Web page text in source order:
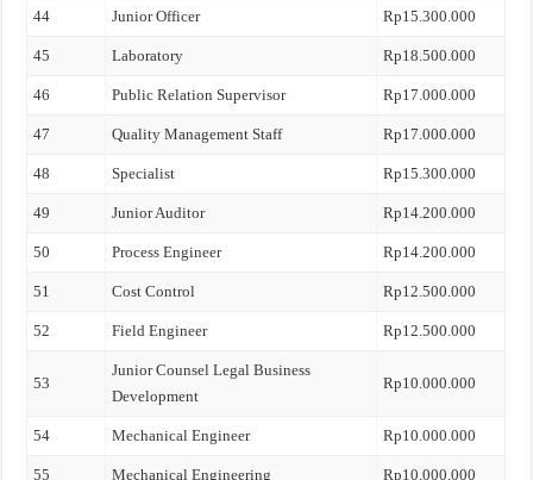
44 Junior Officer Rp15.300.000
45 Laboratory Rp18.500.000
46 Public Relation Supervisor Rp17.000.000
47 Quality Management Staff Rp17.000.000
48 Specialist Rp15.300.000
49 Junior Auditor Rp14.200.000
50 Process Engineer Rp14.200.000
51 Cost Control Rp12.500.000
52 Field Engineer Rp12.500.000
53
Junior Counsel Legal Business
Development
Rp10.000.000
54 Mechanical Engineer Rp10.000.000
55 Mechanical Engineering Rp10.000.000